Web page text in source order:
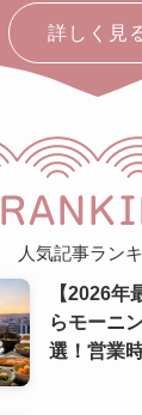
詳しく見
人気記事ラン
【2026
らモーニ
選！営業